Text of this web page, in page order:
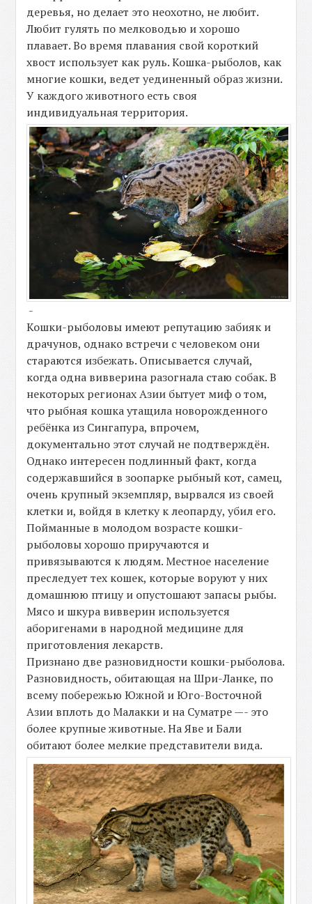
деревья, но делает это неохотно, не любит.
Любит гулять по мелководью и хорошо
плавает. Во время плавания свой короткий
хвост использует как руль. Кошка-рыболов, как
многие кошки, ведет уединенный образ жизни.
У каждого животного есть своя
индивидуальная территория.
-
Кошки-рыболовы имеют репутацию забияк и
драчунов, однако встречи с человеком они
стараются избежать. Описывается случай,
когда одна вивверина разогнала стаю собак. В
некоторых регионах Азии бытует миф о том,
что рыбная кошка утащила новорожденного
ребёнка из Сингапура, впрочем,
документально этот случай не подтверждён.
Однако интересен подлинный факт, когда
содержавшийся в зоопарке рыбный кот, самец,
очень крупный экземпляр, вырвался из своей
клетки и, войдя в клетку к леопарду, убил его.
Пойманные в молодом возрасте кошки-
рыболовы хорошо приручаются и
привязываются к людям. Местное население
преследует тех кошек, которые воруют у них
домашнюю птицу и опустошают запасы рыбы.
Мясо и шкура вивверин используется
аборигенами в народной медицине для
приготовления лекарств.
Признано две разновидности кошки-рыболова.
Разновидность, обитающая на Шри-Ланке, по
всему побережью Южной и Юго-Восточной
Азии вплоть до Малакки и на Суматре —- это
более крупные животные. На Яве и Бали
обитают более мелкие представители вида.